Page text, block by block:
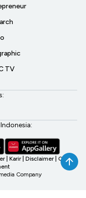
TV
Karir Disclaimer CNBC
Company